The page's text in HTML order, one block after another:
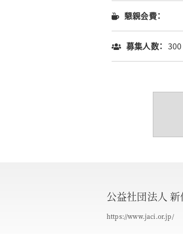
懇親会費：
募集人数： 300
公益社団法人
https://www.jaci.or.jp/